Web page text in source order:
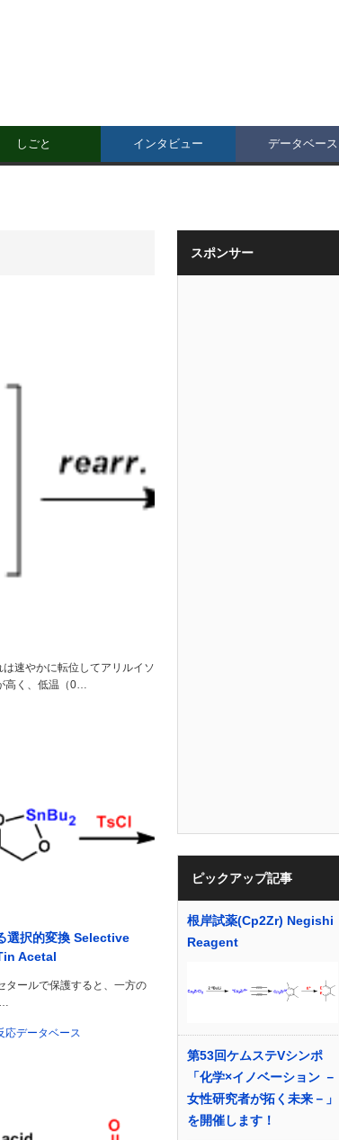
しごと インタビュー データベース
速やかに転位してアリルイソ
高く、低温（0…
選択的変換 Selective
Acetal
タールで保護すると、一方の
…
データベース
スポンサー
ピックアップ記事
根岸試薬(Cp2Zr) Negishi
Reagent
第53回ケムステVシンポ
「化学×イノベーション －
女性研究者が拓く未来－」
を開催します！